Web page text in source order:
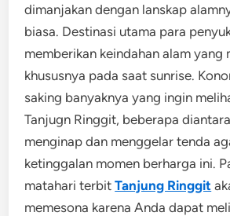
dimanjakan dengan lanskap
biasa. Destinasi utama para
memberikan keindahan alam yang
khususnya pada saat sunrise.
saking banyaknya yang ingin
Tanjugn Ringgit, beberapa
menginap dan menggelar tenda
ketinggalan momen berharga ini.
matahari terbitTanjung Ringgit
memesona karena Anda dapat